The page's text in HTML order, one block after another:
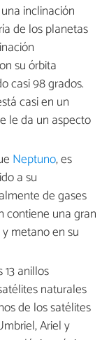
inclinación
de los planetas
su órbita
casi 98 grados.
casi en un
le da un aspecto
Neptuno, es
a su
de gases
contiene una gran
metano en su
anillos
naturales
de los satélites
Ariel y